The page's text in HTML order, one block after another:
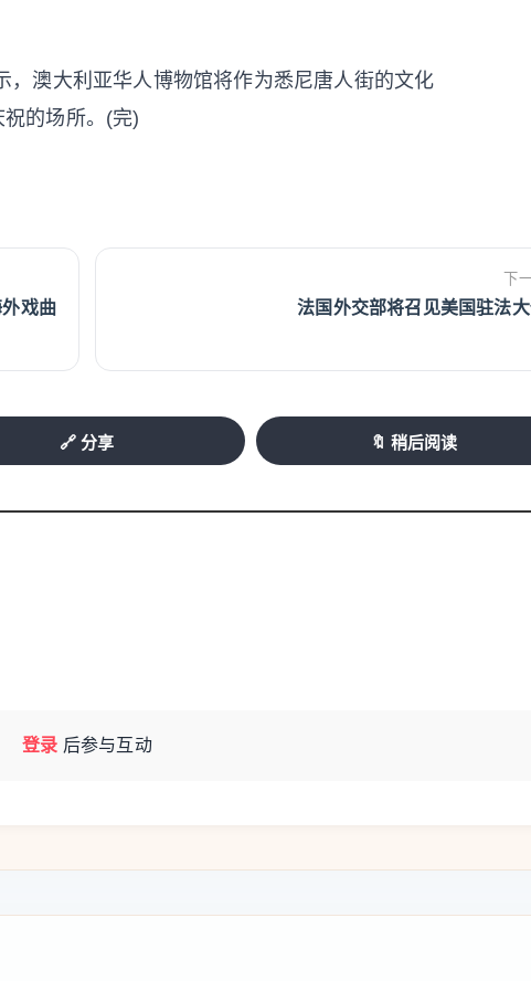
澳大利亚华人博物馆将作为悉尼唐人街的文化
祝的场所。(完)
戏曲
下
法国外交部将召见美国驻法
🔗 分享 🔖 稍后阅读
登录 后参与互动